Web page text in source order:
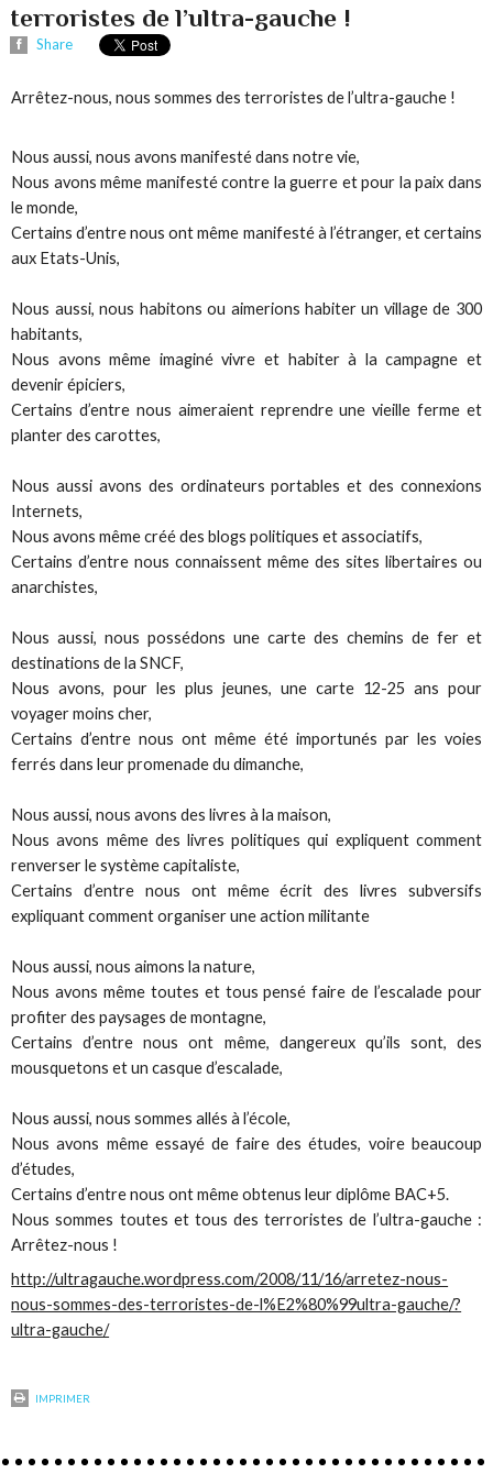
terroristes de l’ultra-gauche !
Share
Arrêtez-nous, nous sommes des terroristes de l’ultra-gauche !
Nous aussi, nous avons manifesté dans notre vie,
Nous avons même manifesté contre la guerre et pour la paix dans
le monde,
Certains d’entre nous ont même manifesté à l’étranger, et certains
aux Etats-Unis,
Nous aussi, nous habitons ou aimerions habiter un village de 300
habitants,
Nous avons même imaginé vivre et habiter à la campagne et
devenir épiciers,
Certains d’entre nous aimeraient reprendre une vieille ferme et
planter des carottes,
Nous aussi avons des ordinateurs portables et des connexions
Internets,
Nous avons même créé des blogs politiques et associatifs,
Certains d’entre nous connaissent même des sites libertaires ou
anarchistes,
Nous aussi, nous possédons une carte des chemins de fer et
destinations de la SNCF,
Nous avons, pour les plus jeunes, une carte 12-25 ans pour
voyager moins cher,
Certains d’entre nous ont même été importunés par les voies
ferrés dans leur promenade du dimanche,
Nous aussi, nous avons des livres à la maison,
Nous avons même des livres politiques qui expliquent comment
renverser le système capitaliste,
Certains d’entre nous ont même écrit des livres subversifs
expliquant comment organiser une action militante
Nous aussi, nous aimons la nature,
Nous avons même toutes et tous pensé faire de l’escalade pour
profiter des paysages de montagne,
Certains d’entre nous ont même, dangereux qu’ils sont, des
mousquetons et un casque d’escalade,
Nous aussi, nous sommes allés à l’école,
Nous avons même essayé de faire des études, voire beaucoup
d’études,
Certains d’entre nous ont même obtenus leur diplôme BAC+5.
Nous sommes toutes et tous des terroristes de l’ultra-gauche :
Arrêtez-nous !
http://ultragauche.wordpress.com/2008/11/16/arretez-nous-
nous-sommes-des-terroristes-de-l%E2%80%99ultra-gauche/?
ultra-gauche/
IMPRIMER